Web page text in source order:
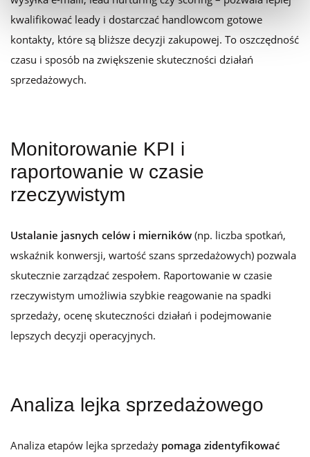
kwalifikować leady i dostarczać handlowcom gotowe
kontakty, które są bliższe decyzji zakupowej. To oszczędność
czasu i sposób na zwiększenie skuteczności działań
sprzedażowych.
Monitorowanie KPI i
raportowanie w czasie
rzeczywistym
Ustalanie jasnych celów i mierników (np. liczba spotkań,
wskaźnik konwersji, wartość szans sprzedażowych) pozwala
skutecznie zarządzać zespołem. Raportowanie w czasie
rzeczywistym umożliwia szybkie reagowanie na spadki
sprzedaży, ocenę skuteczności działań i podejmowanie
lepszych decyzji operacyjnych.
Analiza lejka sprzedażowego
Analiza etapów lejka sprzedaży pomaga zidentyfikować